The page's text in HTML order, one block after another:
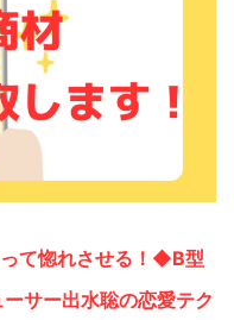
て惚れさせる！◆B型
サー出水聡の恋愛テク